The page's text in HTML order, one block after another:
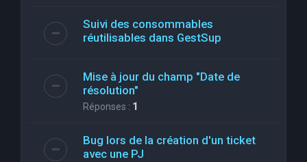
Suivi des consommables
réutilisables dans GestSup
Mise à jour du champ "Date de
résolution"
Réponses : 1
Bug lors de la création d'un ticket
avec une PJ